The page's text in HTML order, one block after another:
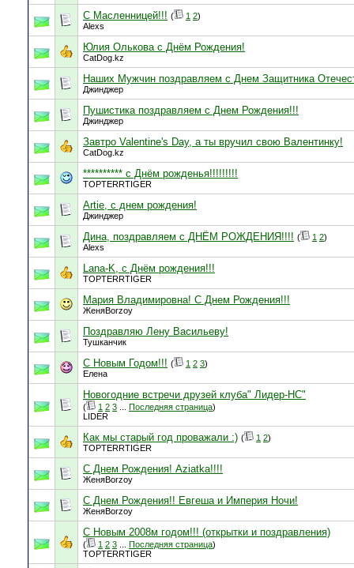
С Масленницей!!! ( 1 2)
Alexs
Юлия Олькова с Днём Рождения!
CatDog.kz
Наших Мужчин поздравляем с Днем Защитника
Джинджер
Пушистика поздравляем с Днем Рождения!!!
Джинджер
Завтро Valentine's Day, а ты вручил свою Валентинку!
CatDog.kz
********** с Днём рожденья!!!!!!!!!
TOPTERRTIGER
Artie, с днем рождения!
Джинджер
Дина, поздравляем с ДНЁМ РОЖДЕНИЯ!!!! ( 1 2)
Alexs
Lana-K, с Днём рождения!!!
TOPTERRTIGER
Мария Владимировна! С Днем Рождения!!!
ЖеняBorzoy
Поздравляю Лену Васильеву!
Тушканчик
С Новым Годом!!! ( 1 2 3)
Елена
Новогодние встречи друзей клуба" Лидер-НС"
( 1 2 3 Последняя страница)
LIDER
Как мы старый год проважали :) ( 1 2)
TOPTERRTIGER
С Днем Рождения! Aziatka!!!!
ЖеняBorzoy
С Днем Рождения!! Евгеша и Империя Ночи!
ЖеняBorzoy
C Новым 2008м годом!!! (открытки и поздравления)
( 1 2 3 Последняя страница)
TOPTERRTIGER